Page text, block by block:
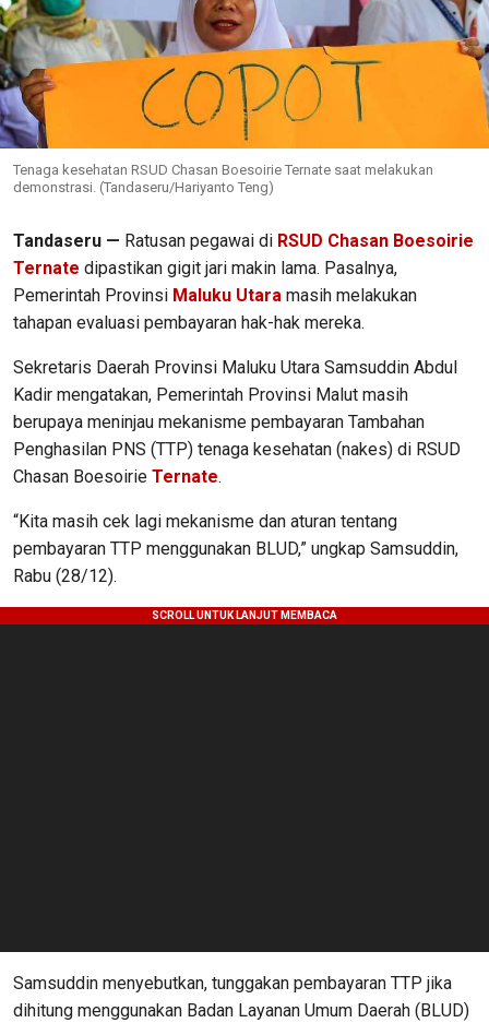
Tenaga kesehatan RSUD Chasan Boesoirie Ternate saat melakukan
demonstrasi. (Tandaseru/Hariyanto Teng)
Tandaseru — Ratusan pegawai di RSUD Chasan Boesoirie
Ternate dipastikan gigit jari makin lama. Pasalnya,
Pemerintah Provinsi Maluku Utara masih melakukan
tahapan evaluasi pembayaran hak-hak mereka.
Sekretaris Daerah Provinsi Maluku Utara Samsuddin Abdul
Kadir mengatakan, Pemerintah Provinsi Malut masih
berupaya meninjau mekanisme pembayaran Tambahan
Penghasilan PNS (TTP) tenaga kesehatan (nakes) di RSUD
Chasan Boesoirie Ternate.
“Kita masih cek lagi mekanisme dan aturan tentang
pembayaran TTP menggunakan BLUD,” ungkap Samsuddin,
Rabu (28/12).
Samsuddin menyebutkan, tunggakan pembayaran TTP jika
dihitung menggunakan Badan Layanan Umum Daerah (BLUD)